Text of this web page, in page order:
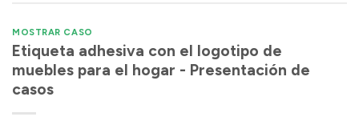
MOSTRAR CASO
Etiqueta adhesiva con el logotipo de
muebles para el hogar - Presentación de
casos